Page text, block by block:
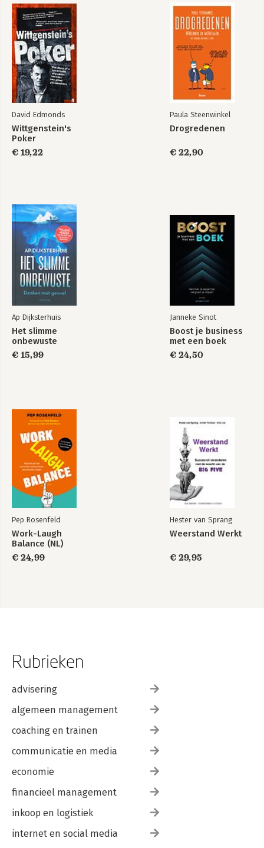
David Edmonds
Wittgenstein's
Poker
€ 19,22
Paula Steenwinkel
Drogredenen
€ 22,90
Ap Dijksterhuis
Het slimme
onbewuste
€ 15,99
Janneke Sinot
Boost je business
met een boek
€ 24,50
Pep Rosenfeld
Work-Laugh
Balance (NL)
€ 24,99
Hester van Sprang
Weerstand Werkt
€ 29,95
Rubrieken
advisering
algemeen management
coaching en trainen
communicatie en media
economie
financieel management
inkoop en logistiek
internet en social media